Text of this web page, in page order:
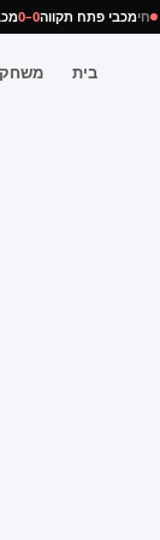
חימכבי פתח תקווה0–0
בית